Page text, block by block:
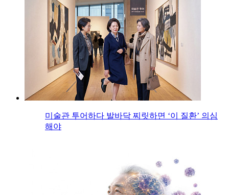
미술관 투어하다 발바닥 찌릿하면 ‘이 질환’ 의심
해야